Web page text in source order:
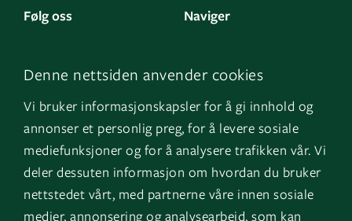
Denne nettsiden anvender cookies
Vi bruker informasjonskapsler for å gi innhold og
annonser et personlig preg, for å levere sosiale
mediefunksjoner og for å analysere trafikken vår. Vi
deler dessuten informasjon om hvordan du bruker
nettstedet vårt, med partnerne våre innen sosiale
medier, annonsering og analysearbeid, som kan
Følg oss
Facebook
Instagram
YouTube
Naviger
Om oss
GK Sverige
GK Danmark
Snarveier Logg inn